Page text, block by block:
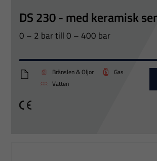
DS 230 - med keramisk
0 – 2 bar till 0 – 400 bar
DS230_Eng
Bränslen & Oljor
Gas
Vatten
CE